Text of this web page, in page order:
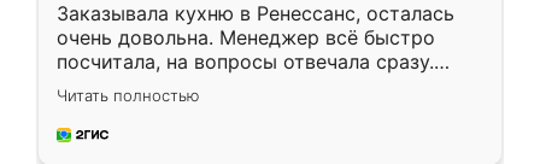
Заказывала кухню в Ренессанс, осталась
очень довольна. Менеджер всё быстро
посчитала, на вопросы отвечала сразу.
Замерщик приехал в субботу, подошёл к
делу со всей ответственностью. Собрали
за день, ребята работали аккуратно, даже
Читать полностью